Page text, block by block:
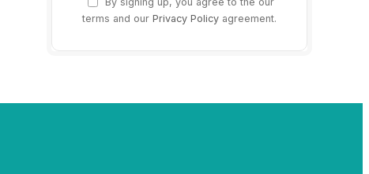
terms and our Privacy Policy agreement.